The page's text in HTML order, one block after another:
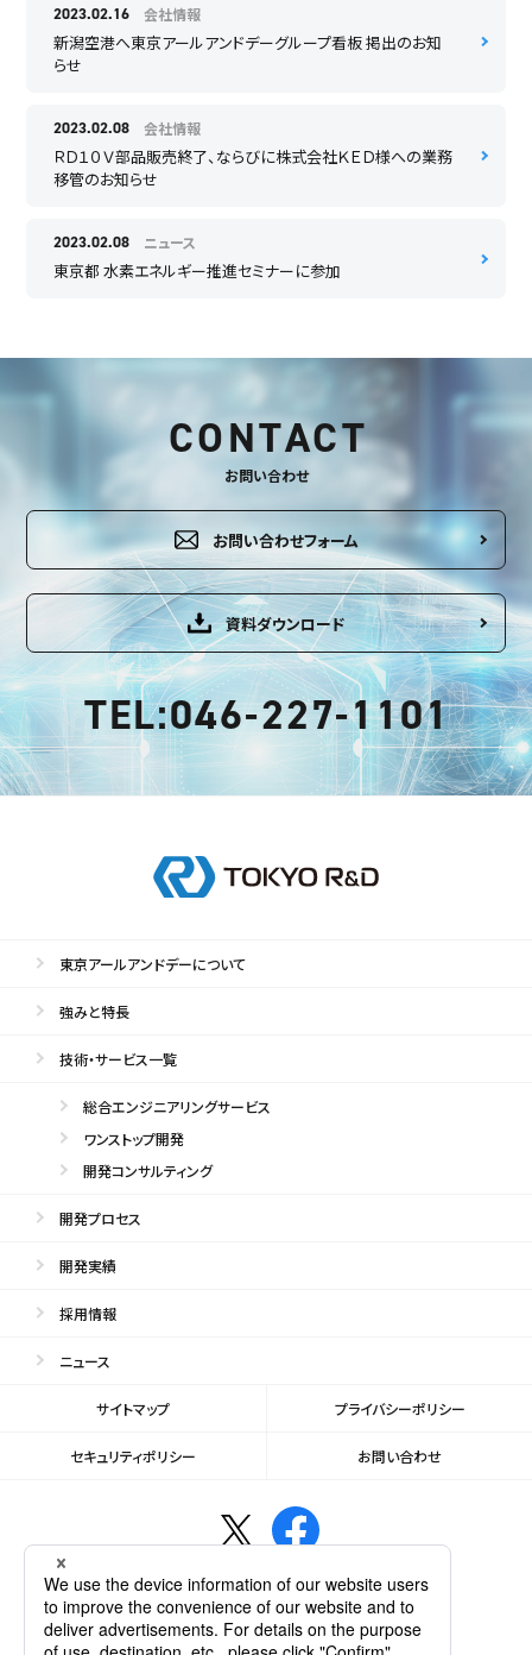
2023.02.16 会社情報
新潟空港へ東京アールアンドデーグループ看板 掲出のお知
らせ
2023.02.08 会社情報
ＲＤ１０Ｖ部品販売終了、ならびに株式会社ＫＥＤ様への業務
移管のお知らせ
2023.02.08 ニュース
東京都 水素エネルギー推進セミナーに参加
CONTACT
お問い合わせ
お問い合わせフォーム
資料ダウンロード
TEL:046-227-1101
東京アールアンドデーについて
強みと特長
技術・サービス一覧
総合エンジニアリングサービス
ワンストップ開発
開発コンサルティング
開発プロセス
開発実績
採用情報
ニュース
サイトマップ プライバシーポリシー
セキュリティポリシー お問い合わせ
共同プロジェクト